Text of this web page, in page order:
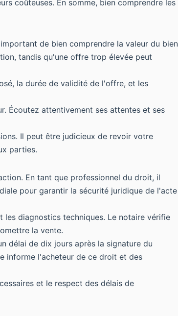
coûteuses. En somme, bien comprendre les
de bien comprendre la valeur du bien
tandis qu'une offre trop élevée peut
la durée de validité de l'offre, et les
Écoutez attentivement ses attentes et ses
Il peut être judicieux de revoir votre
parties.
En tant que professionnel du droit, il
pour garantir la sécurité juridique de l'acte
les diagnostics techniques. Le notaire vérifie
la vente.
délai de dix jours après la signature du
informe l'acheteur de ce droit et des
et le respect des délais de